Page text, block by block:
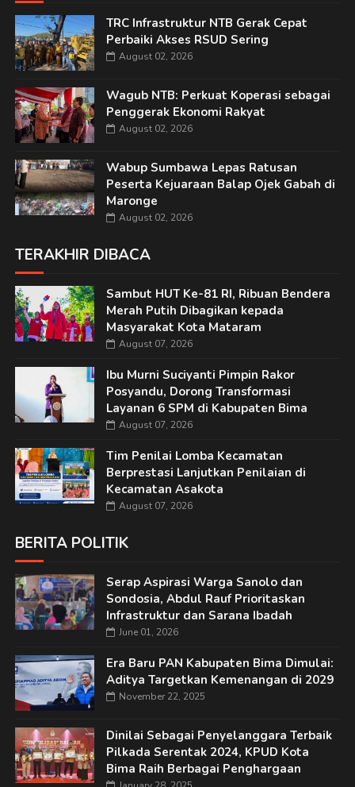
TRC Infrastruktur NTB Gerak Cepat
Perbaiki Akses RSUD Sering
August 02, 2026
Wagub NTB: Perkuat Koperasi sebagai
Penggerak Ekonomi Rakyat
August 02, 2026
Wabup Sumbawa Lepas Ratusan
Peserta Kejuaraan Balap Ojek Gabah di
Maronge
August 02, 2026
TERAKHIR DIBACA
Sambut HUT Ke-81 RI, Ribuan Bendera
Merah Putih Dibagikan kepada
Masyarakat Kota Mataram
August 07, 2026
Ibu Murni Suciyanti Pimpin Rakor
Posyandu, Dorong Transformasi
Layanan 6 SPM di Kabupaten Bima
August 07, 2026
Tim Penilai Lomba Kecamatan
Berprestasi Lanjutkan Penilaian di
Kecamatan Asakota
August 07, 2026
BERITA POLITIK
Serap Aspirasi Warga Sanolo dan
Sondosia, Abdul Rauf Prioritaskan
Infrastruktur dan Sarana Ibadah
June 01, 2026
Era Baru PAN Kabupaten Bima Dimulai:
Aditya Targetkan Kemenangan di 2029
November 22, 2025
Dinilai Sebagai Penyelanggara Terbaik
Pilkada Serentak 2024, KPUD Kota
Bima Raih Berbagai Penghargaan